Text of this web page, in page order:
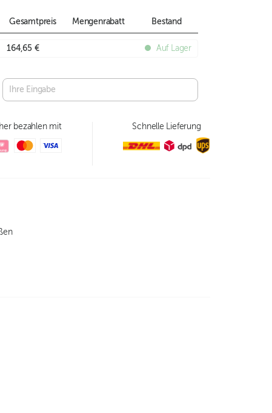
Gesamtpreis Mengenrabatt Bestand
164,65 € Auf Lager
bezahlen mit Schnelle Lieferung